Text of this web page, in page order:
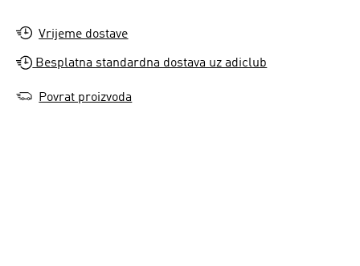
Vrijeme dostave
Besplatna standardna dostava uz adiclub
Povrat proizvoda